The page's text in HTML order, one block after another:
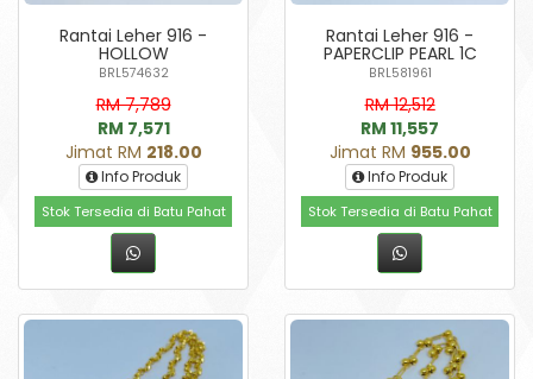
Rantai Leher 916 -
HOLLOW
BRL574632
RM 7,789
RM 7,571
Jimat RM 218.00
Info Produk
Stok Tersedia di Batu Pahat
Rantai Leher 916 -
PAPERCLIP PEARL 1C
BRL581961
RM 12,512
RM 11,557
Jimat RM 955.00
Info Produk
Stok Tersedia di Batu Pahat